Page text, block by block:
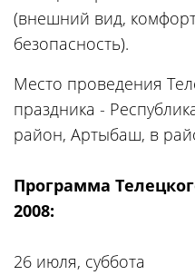
(внешний вид,
безопасность).
Место проведения
праздника -
район, Артыбаш, в
Программа
2008:
26 июля, суббота